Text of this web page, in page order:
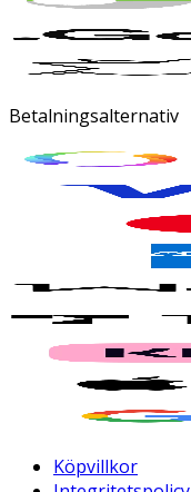
Betalningsalternativ
Köpvillkor